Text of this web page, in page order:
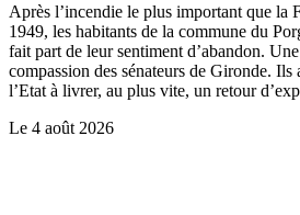
Après l’incendie le plus important que la
1949, les habitants de la commune du
fait part de leur sentiment d’abandon.
compassion des sénateurs de Gironde. Ils
l’Etat à livrer, au plus vite, un retour
Le 4 août 2026